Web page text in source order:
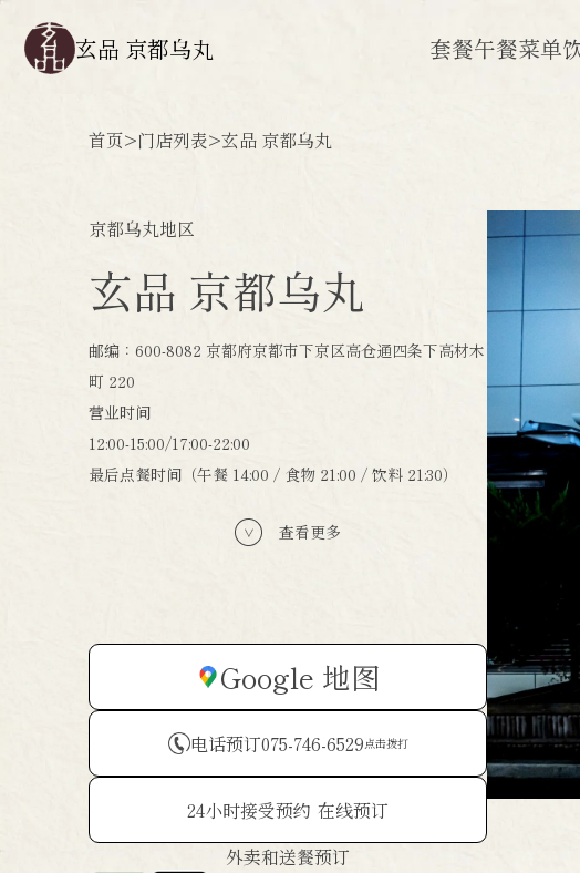
玄品 京都乌丸 套餐午餐菜单
首页>门店列表>玄品 京都乌丸
京都乌丸地区
玄品 京都乌丸
邮编：600-8082 京都府京都市下京区高仓通四条下高材木
町 220
营业时间
12:00-15:00/17:00-22:00
最后点餐时间（午餐 14:00 / 食物 21:00 / 饮料 21:30）
查看更多
Google 地图
电话预订075-746-6529点击拨打
24小时接受预约 在线预订
外卖和送餐预订